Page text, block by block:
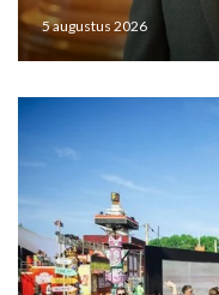
5 augustus 2026